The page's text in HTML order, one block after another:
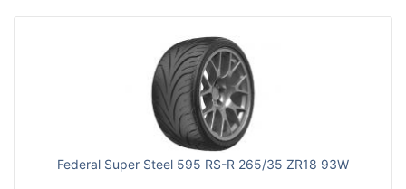
Federal Super Steel 595 RS-R 265/35 ZR18 93W